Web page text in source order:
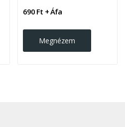
690 Ft + Áfa
Megnézem